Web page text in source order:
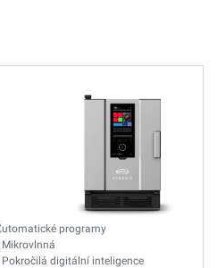
utomatické programy
Mikrovlnná
Pokročilá digitální inteligence